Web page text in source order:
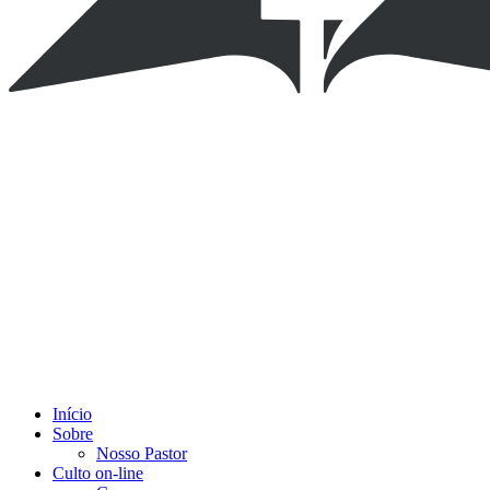
Início
Sobre
Nosso Pastor
Culto on-line